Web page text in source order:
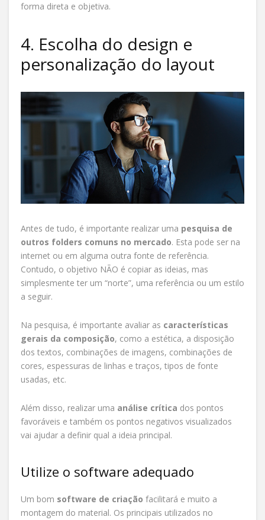
forma direta e objetiva.
4. Escolha do design e
personalização do layout
Antes de tudo, é importante realizar uma pesquisa de
outros folders comuns no mercado. Esta pode ser na
internet ou em alguma outra fonte de referência.
Contudo, o objetivo NÃO é copiar as ideias, mas
simplesmente ter um “norte”, uma referência ou um estilo
a seguir.
Na pesquisa, é importante avaliar as características
gerais da composição, como a estética, a disposição
dos textos, combinações de imagens, combinações de
cores, espessuras de linhas e traços, tipos de fonte
usadas, etc.
Além disso, realizar uma análise crítica dos pontos
favoráveis e também os pontos negativos visualizados
vai ajudar a definir qual a ideia principal.
Utilize o software adequado
Um bom software de criação facilitará e muito a
montagem do material. Os principais utilizados no